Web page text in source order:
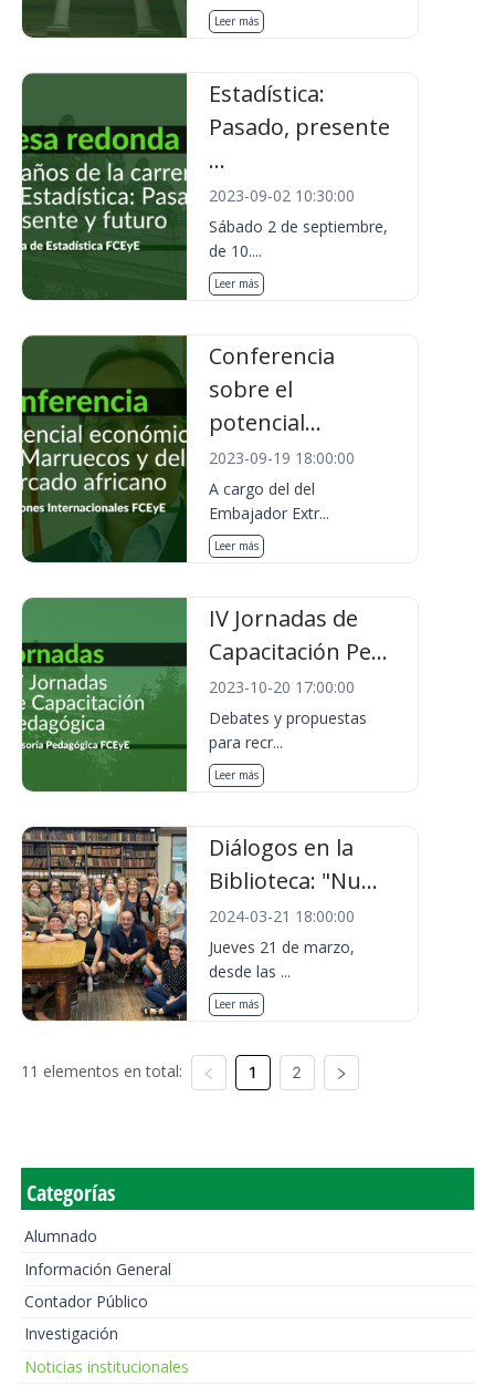
Leer más
Estadística:
Pasado, presente
...
2023-09-02 10:30:00
Sábado 2 de septiembre,
de 10....
Leer más
Conferencia
sobre el
potencial...
2023-09-19 18:00:00
A cargo del del
Embajador Extr...
Leer más
IV Jornadas de
Capacitación Pe...
2023-10-20 17:00:00
Debates y propuestas
para recr...
Leer más
Diálogos en la
Biblioteca: "Nu...
2024-03-21 18:00:00
Jueves 21 de marzo,
desde las ...
Leer más
11 elementos en total: 1 2
Categorías
Alumnado
Información General
Contador Público
Investigación
Noticias institucionales